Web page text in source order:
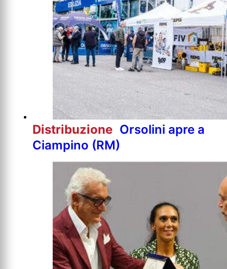
Distribuzione Orsolini apre a
Ciampino (RM)